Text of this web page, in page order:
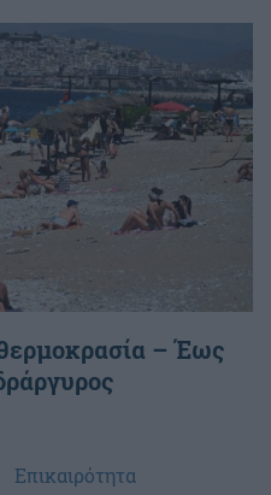
– Έως
Επικαιρότητα